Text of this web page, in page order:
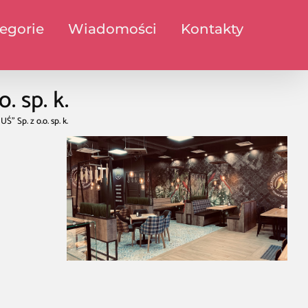
Wiadomości Kontakty
sp. k.
Sp. z o.o. sp. k.